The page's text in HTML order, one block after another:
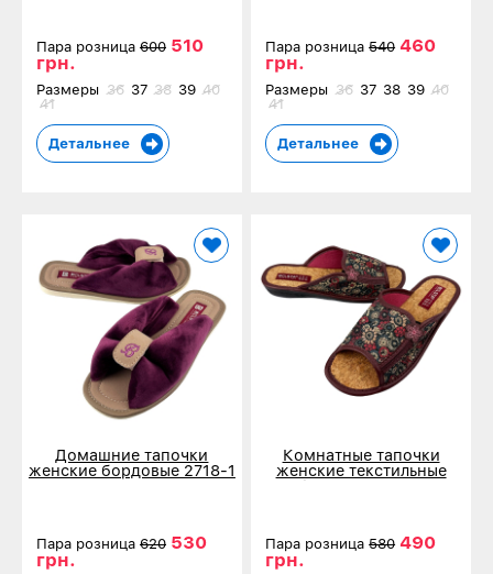
Пара розница 600 510
грн.
Размеры 36 37 38 39 40
41
Детальнее
Пара розница540 460
грн.
Размеры 36 37 38 39 40
41
Детальнее
Домашние тапочки
женские бордовые 2718-1
Пара розница 620 530
грн.
Комнатные тапочки
женские текстильные
бордовые 166-5
Пара розница580 490
грн.